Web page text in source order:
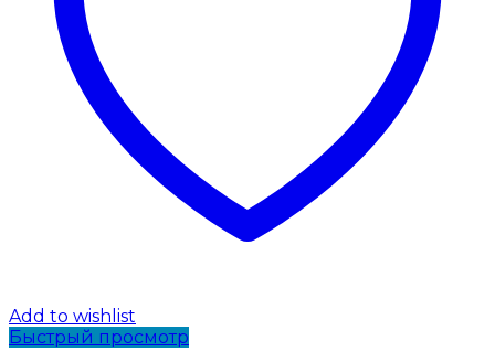
Add to wishlist
Быстрый просмотр